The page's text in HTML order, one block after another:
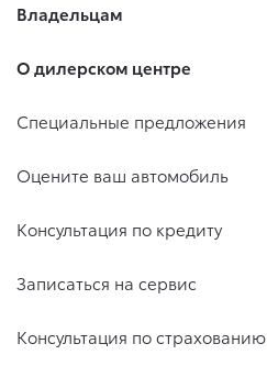
Владельцам
О дилерском центре
Специальные предложения
Оцените ваш автомобиль
Консультация по кредиту
Записаться на сервис
Консультация по страхованию